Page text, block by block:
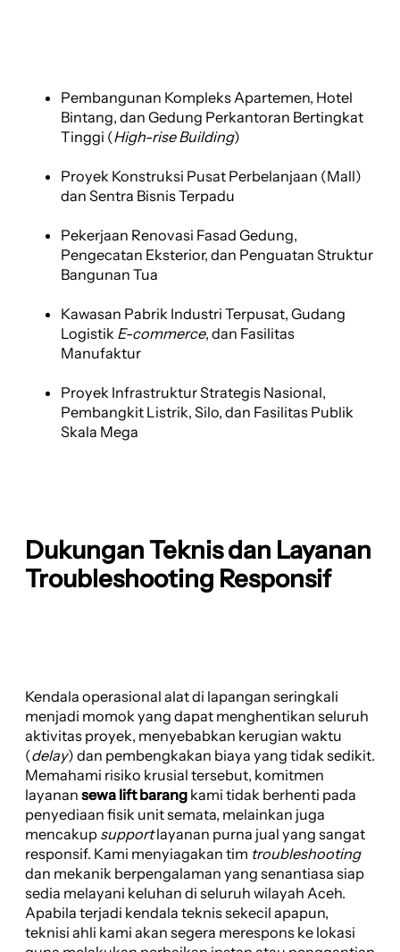
Pembangunan Kompleks Apartemen, Hotel
Bintang, dan Gedung Perkantoran Bertingkat
Tinggi (High-rise Building)
Proyek Konstruksi Pusat Perbelanjaan (Mall)
dan Sentra Bisnis Terpadu
Pekerjaan Renovasi Fasad Gedung,
Pengecatan Eksterior, dan Penguatan Struktur
Bangunan Tua
Kawasan Pabrik Industri Terpusat, Gudang
Logistik E-commerce, dan Fasilitas
Manufaktur
Proyek Infrastruktur Strategis Nasional,
Pembangkit Listrik, Silo, dan Fasilitas Publik
Skala Mega
Dukungan Teknis dan Layanan
Troubleshooting Responsif
Kendala operasional alat di lapangan seringkali
menjadi momok yang dapat menghentikan seluruh
aktivitas proyek, menyebabkan kerugian waktu
(delay) dan pembengkakan biaya yang tidak sedikit.
Memahami risiko krusial tersebut, komitmen
layanan sewa lift barang kami tidak berhenti pada
penyediaan fisik unit semata, melainkan juga
mencakup supportlayanan purna jual yang sangat
responsif. Kami menyiagakan tim troubleshooting
dan mekanik berpengalaman yang senantiasa siap
sedia melayani keluhan di seluruh wilayah Aceh.
Apabila terjadi kendala teknis sekecil apapun,
teknisi ahli kami akan segera merespons ke lokasi